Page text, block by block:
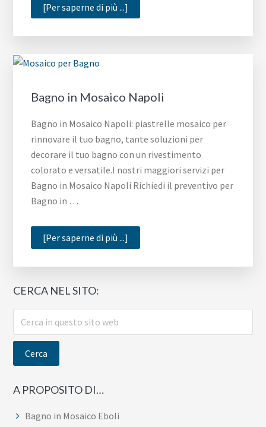
[Per saperne di più ...]
bagno
mosaico
Bagno in Mosaico Napoli
Bagno in Mosaico Napoli: piastrelle mosaico per
rinnovare il tuo bagno, tante soluzioni per
decorare il tuo bagno con un rivestimento
colorato e versatile.I nostri maggiori servizi per
Bagno in Mosaico Napoli Richiedi il preventivo per
Bagno in …
[Per saperne di più ...]
in
Mosaico
CERCA NEL SITO:
sito
A PROPOSITO DI…
Bagno in Mosaico Eboli